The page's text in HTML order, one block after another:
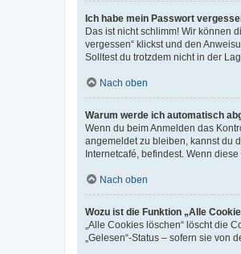
Ich habe mein Passwort
Das ist nicht schlimm! Wir können
vergessen“ klickst und den
Solltest du trotzdem nicht in der
Nach oben
Warum werde ich automatisch
Wenn du beim Anmelden das
angemeldet zu bleiben, kannst du
Internetcafé, befindest. Wenn
Nach oben
Wozu ist die Funktion „Alle
„Alle Cookies löschen“ löscht die
„Gelesen“-Status – sofern sie